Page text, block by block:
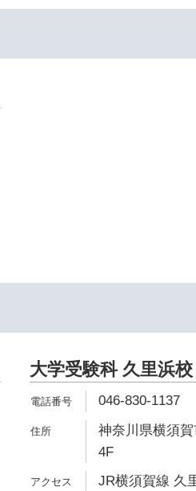
大学受験科 久里浜校
046-830-1137
神奈川県横須
4F
JR横須賀線 久